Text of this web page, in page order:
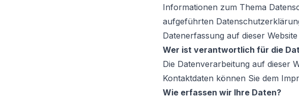
Informationen zum Thema
aufgeführten
Datenerfassung auf dieser Website
Wer ist verantwortlich für die
Die Datenverarbeitung auf dieser
Kontaktdaten können Sie dem
Wie erfassen wir Ihre Daten?